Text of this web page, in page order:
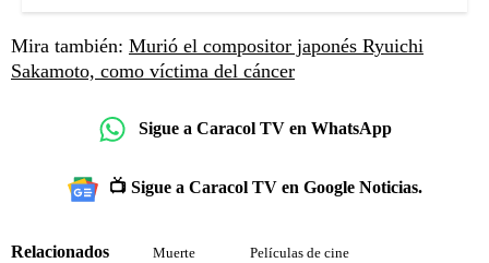
Mira también: Murió el compositor japonés Ryuichi
Sakamoto, como víctima del cáncer
Sigue a Caracol TV en WhatsApp
📺 Sigue a Caracol TV en Google Noticias.
Relacionados Muerte Películas de cine